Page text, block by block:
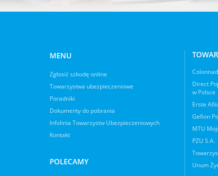
MENU
Zgłosić szkodę online
Towarzystwa ubezpieczeniowe
Poradniki
Dokumenty do pobrania
Infolinia Towarzystw Ubezpieczeniowych
Kontakt
POLECAMY
Direct
w Polsce
Erste
Gefion
MTU
PZU S.A.
Unum